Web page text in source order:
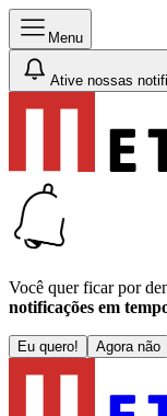
Menu
Ative nossas
Você quer ficar por
notificações em
Eu quero! Agora não